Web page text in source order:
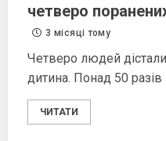
четверо
3 місяці тому
Четверо людей
дитина. Понад 50
ЧИТАТИ